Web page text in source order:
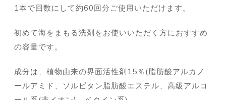
1本で回数にして約60回分ご使用いただけます。
初めて海をまもる洗剤をお使いいただく方におすすめ
の容量です。
成分は、植物由来の界面活性剤15％(脂肪酸アルカノ
ールアミド、ソルビタン脂肪酸エステル、高級アルコ